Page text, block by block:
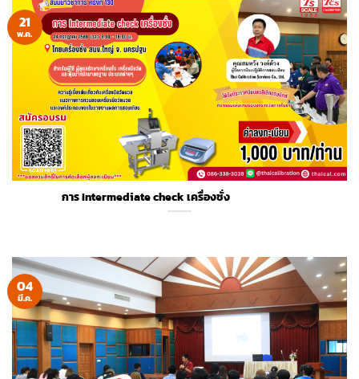
การ Intermediate check เครื่องชั่ง
21
พ.ค.
04
มี.ค.